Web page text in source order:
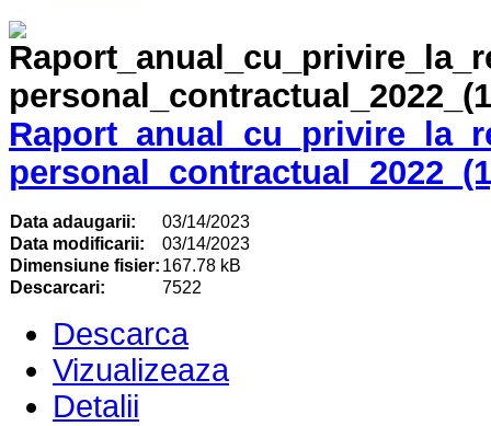
Data adaugarii:
03/14/2023
Data modificarii:
03/14/2023
Dimensiune fisier: 167.78 kB
Descarcari:
7522
Descarca
Vizualizeaza
Detalii